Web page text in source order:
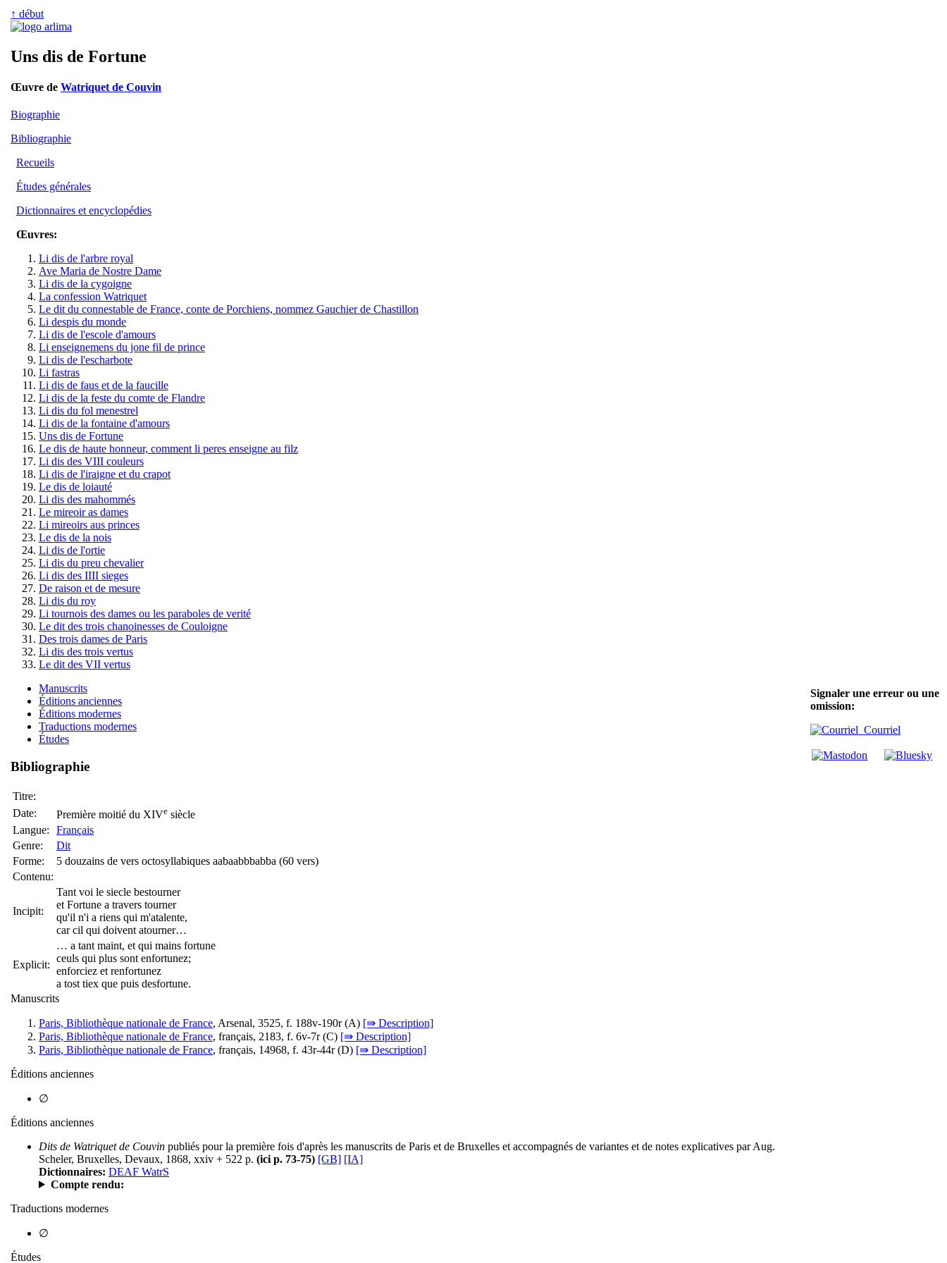
↑ début
Uns dis de Fortune
Œuvre de Watriquet de Couvin
Biographie
Bibliographie
Recueils
Études générales
Dictionnaires et encyclopédies
Œuvres:
Li dis de l'arbre royal
Ave Maria de Nostre Dame
Li dis de la cygoigne
La confession Watriquet
Le dit du connestable de France, conte de Porchiens, nommez Gauchier de Chastillon
Li despis du monde
Li dis de l'escole d'amours
Li enseignemens du jone fil de prince
Li dis de l'escharbote
Li fastras
Li dis de faus et de la faucille
Li dis de la feste du comte de Flandre
Li dis du fol menestrel
Li dis de la fontaine d'amours
Uns dis de Fortune
Le dis de haute honneur, comment li peres enseigne au filz
Li dis des VIII couleurs
Li dis de l'iraigne et du crapot
Le dis de loiauté
Li dis des mahommés
Le mireoir as dames
Li mireoirs aus princes
Le dis de la nois
Li dis de l'ortie
Li dis du preu chevalier
Li dis des IIII sieges
De raison et de mesure
Li dis du roy
Li tournois des dames ou les paraboles de verité
Le dit des trois chanoinesses de Couloigne
Des trois dames de Paris
Li dis des trois vertus
Le dit des VII vertus
Manuscrits
Éditions anciennes
Éditions modernes
Traductions modernes
Études
Bibliographie
Titre:
Date:
Première moitié du XIVe siècle
Langue:
Français
Genre:
Dit
Forme:
5 douzains de vers octosyllabiques aabaabbbabba (60 vers)
Contenu:
Incipit:
Tant voi le siecle bestourner
et Fortune a travers tourner
qu'il n'i a riens qui m'atalente,
car cil qui doivent atourner…
Explicit:
… a tant maint, et qui mains fortune
ceuls qui plus sont enfortunez;
enforciez et renfortunez
a tost tiex que puis desfortune.
Manuscrits
Paris, Bibliothèque nationale de France, Arsenal, 3525, f. 188v-190r (A) [⇛ Description]
Paris, Bibliothèque nationale de France, français, 2183, f. 6v-7r (C) [⇛ Description]
Paris, Bibliothèque nationale de France, français, 14968, f. 43r-44r (D) [⇛ Description]
Éditions anciennes
∅
Éditions anciennes
Dits de Watriquet de Couvin publiés pour la première fois d'après les manuscrits de Paris et de Bruxelles et accompagnés de variantes et de notes explicatives par Aug.
Scheler, Bruxelles, Devaux, 1868, xxiv + 522 p. (ici p. 73-75) [GB] [IA]
Dictionnaires: DEAF WatrS
Compte rendu:
Traductions modernes
∅
Études
Signaler une erreur ou une
omission:
Courriel